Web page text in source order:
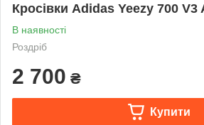
Кросівки Adidas Yeezy 700 V3
В наявності
Роздріб
2 700 ₴
Купити